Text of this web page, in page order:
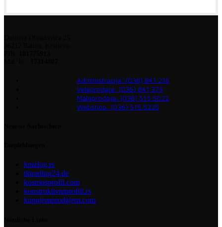
Administracija: (036) 841 216
Veleprodaja: (036) 841 375
Maloprodaja: (036) 515 5022
Webshop: (036) 515 5225
kpizlog.rs
tktrading24.de
kosmosprofil.com
konstruktivniprofili.rs
kupujemprodajem.com